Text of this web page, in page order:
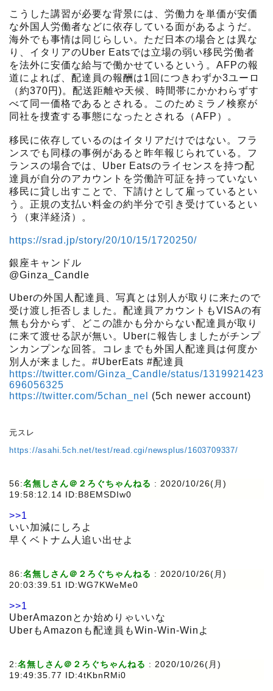
こうした講習が必要な背景には、労働力を単価が安価
な外国人労働者などに依存している面があるようだ。
海外でも事情は同じらしい。ただ日本の場合とは異な
り、イタリアのUber Eatsでは立場の弱い移民労働者
を法外に安価な給与で働かせているという。AFPの報
道によれば、配達員の報酬は1回につきわずか3ユーロ
（約370円)。配送距離や天候、時間帯にかかわらずす
べて同一価格であるとされる。このためミラノ検察が
同社を捜査する事態になったとされる（AFP）。
移民に依存しているのはイタリアだけではない。フラ
ンスでも同様の事例があると昨年報じられている。フ
ランスの場合では、Uber Eatsのライセンスを持つ配
達員が自分のアカウントを労働許可証を持っていない
移民に貸し出すことで、下請けとして雇っているとい
う。正規の支払い料金の約半分で引き受けているとい
う（東洋経済）。
https://srad.jp/story/20/10/15/1720250/
銀座キャンドル
@Ginza_Candle
Uberの外国人配達員、写真とは別人が取りに来たので
受け渡し拒否しました。配達員アカウントもVISAの有
無も分からず、どこの誰かも分からない配達員が取り
に来て渡せる訳が無い。Uberに報告しましたがチンプ
ンカンプンな回答。コレまでも外国人配達員は何度か
別人が来ました。#UberEats #配達員
https://twitter.com/Ginza_Candle/status/1319921423
696056325
https://twitter.com/5chan_nel
(5ch newer account)
元スレ
https://asahi.5ch.net/test/read.cgi/newsplus/1603709337/
56:名無しさん＠２ろぐちゃんねる : 2020/10/26(月)
19:58:12.14 ID:B8EMSDIw0
>>1
いい加減にしろよ
早くベトナム人追い出せよ
86:名無しさん＠２ろぐちゃんねる : 2020/10/26(月)
20:03:39.51 ID:WG7KWeMe0
>>1
UberAmazonとか始めりゃいいな
UberもAmazonも配達員もWin-Win-Winよ
2:名無しさん＠２ろぐちゃんねる : 2020/10/26(月)
19:49:35.77 ID:4tKbnRMi0